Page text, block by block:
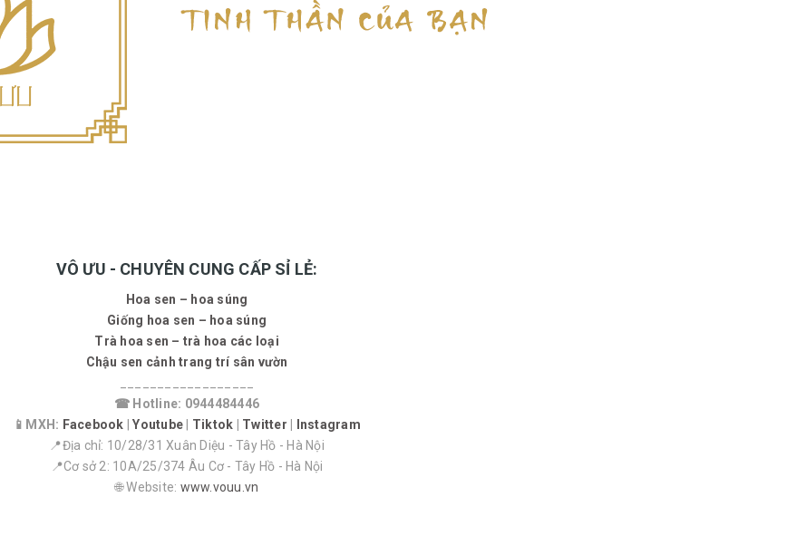
VÔ ƯU - CHUYÊN CUNG CẤP SỈ LẺ:
Hoa sen – hoa súng
Giống hoa sen – hoa súng
Trà hoa sen – trà hoa các loại
Chậu sen cảnh trang trí sân vườn
☎ Hotline: 0944484446
📱MXH: Facebook |Youtube Tiktok Twitter
Instagram
📍Địa chỉ: 10/28/31 Xuân Diệu - Tây Hồ - Hà Nội
📍Cơ sở 2: 10A/25/374 Âu Cơ - Tây Hồ - Hà Nội
🌐 Website: www.vouu.vn